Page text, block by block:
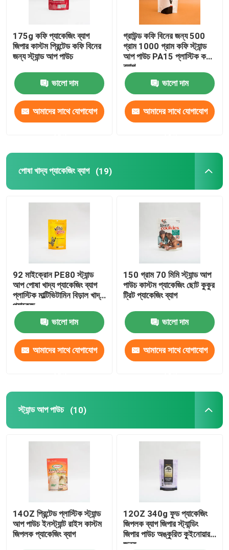
175g কফি প্যাকেজিং ব্যাগ
জিপার কাস্টম প্রিন্টেড কফি বিনের
জন্য স্ট্যান্ড আপ পাউচ
ভালো দাম
আমাদের সাথে যোগাযোগ
গ্রাউন্ড কফি বিনের জন্য 500
গ্রাম 1000 গ্রাম কফি স্ট্যান্ড
আপ পাউচ PA15 প্লাস্টিক কফি
ব্যাগ
ভালো দাম
আমাদের সাথে যোগাযোগ
পোষা খাদ্য প্যাকেজিং ব্যাগ (19)
92 মাইক্রোন PE80 স্ট্যান্ড
আপ পোষা খাদ্য প্যাকেজিং ব্যাগ
প্লাস্টিক মাল্টিভিটামিন বিড়াল খাদ্য
প্যাকেজ
ভালো দাম
আমাদের সাথে যোগাযোগ
150 গ্রাম 70 মিমি স্ট্যান্ড আপ
পাউচ কাস্টম প্যাকেজিং ছোট কুকুর
ট্রিট প্যাকেজিং ব্যাগ
ভালো দাম
আমাদের সাথে যোগাযোগ
স্ট্যান্ড আপ পাউচ (10)
14OZ প্রিন্টেড প্লাস্টিক স্ট্যান্ড
আপ পাউচ ইনস্ট্যান্ট রাইস কাস্টম
জিপলক প্যাকেজিং ব্যাগ
12OZ 340g ফুড প্যাকেজিং
জিপলক ব্যাগ জিপার স্ট্যান্ডিং
জিপার পাউচ অঙ্কুরিত কুইনোয়ার
জন্য